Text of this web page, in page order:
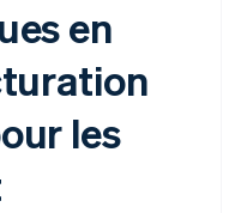
en
les